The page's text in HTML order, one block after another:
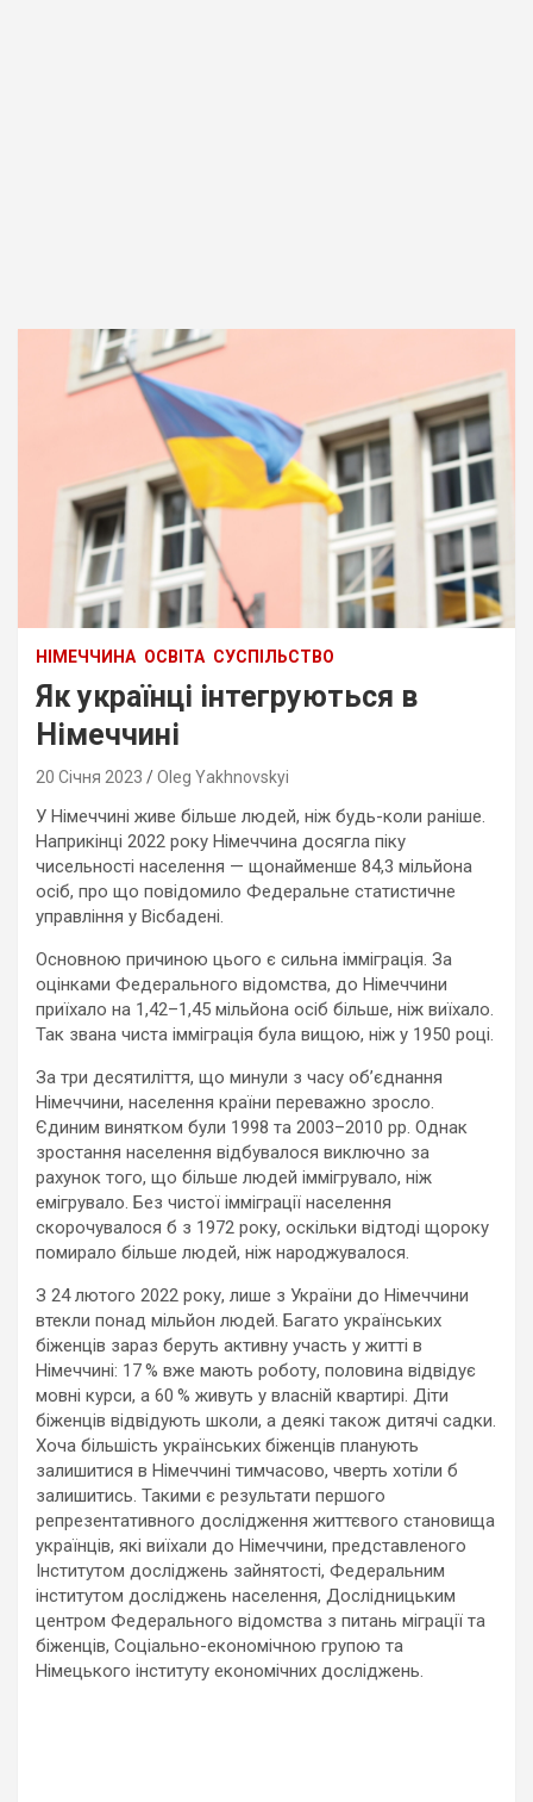
НІМЕЧЧИНА ОСВІТА СУСПІЛЬСТВО
Як українці інтегруються в
Німеччині
20 Січня 2023 Oleg Yakhnovskyi
У Німеччині живе більше людей, ніж будь-коли раніше.
Наприкінці 2022 року Німеччина досягла піку
чисельності населення — щонайменше 84,3 мільйона
осіб, про що повідомило Федеральне статистичне
управління у Вісбадені.
Основною причиною цього є сильна імміграція. За
оцінками Федерального відомства, до Німеччини
приїхало на 1,42–1,45 мільйона осіб більше, ніж виїхало.
Так звана чиста імміграція була вищою, ніж у 1950 році.
За три десятиліття, що минули з часу об’єднання
Німеччини, населення країни переважно зросло.
Єдиним винятком були 1998 та 2003–2010 рр. Однак
зростання населення відбувалося виключно за
рахунок того, що більше людей іммігрувало, ніж
емігрувало. Без чистої імміграції населення
скорочувалося б з 1972 року, оскільки відтоді щороку
помирало більше людей, ніж народжувалося.
З 24 лютого 2022 року, лише з України до Німеччини
втекли понад мільйон людей. Багато українських
біженців зараз беруть активну участь у житті в
Німеччині: 17 % вже мають роботу, половина відвідує
мовні курси, а 60 % живуть у власній квартирі. Діти
біженців відвідують школи, а деякі також дитячі садки.
Хоча більшість українських біженців планують
залишитися в Німеччині тимчасово, чверть хотіли б
залишитись. Такими є результати першого
репрезентативного дослідження життєвого становища
українців, які виїхали до Німеччини, представленого
Інститутом досліджень зайнятості, Федеральним
інститутом досліджень населення, Дослідницьким
центром Федерального відомства з питань міграції та
біженців, Соціально-економічною групою та
Німецького інституту економічних досліджень.